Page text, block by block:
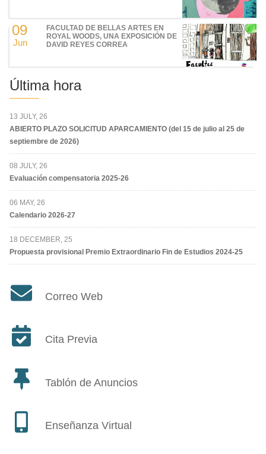
09
Jun
FACULTAD DE BELLAS ARTES EN
ROYAL WOODS, UNA EXPOSICIÓN DE
DAVID REYES CORREA
Última hora
13 JULY, 26
ABIERTO PLAZO SOLICITUD APARCAMIENTO (del 15 de julio al 25 de
septiembre de 2026)
08 JULY, 26
Evaluación compensatoria 2025-26
06 MAY, 26
Calendario 2026-27
18 DECEMBER, 25
Propuesta provisional Premio Extraordinario Fin de Estudios 2024-25
Correo Web
Cita Previa
Tablón de Anuncios
Enseñanza Virtual